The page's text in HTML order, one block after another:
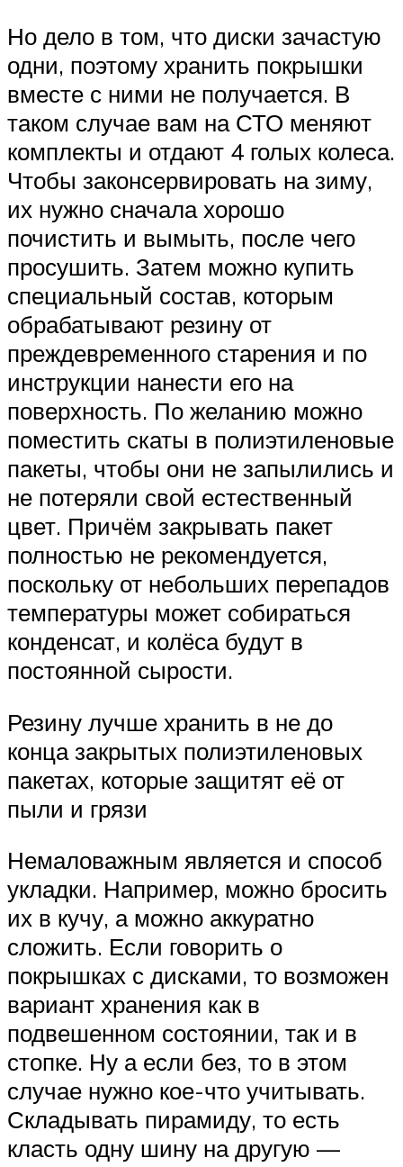
Но дело в том, что диски зачастую
одни, поэтому хранить покрышки
вместе с ними не получается. В
таком случае вам на СТО меняют
комплекты и отдают 4 голых колеса.
Чтобы законсервировать на зиму,
их нужно сначала хорошо
почистить и вымыть, после чего
просушить. Затем можно купить
специальный состав, которым
обрабатывают резину от
преждевременного старения и по
инструкции нанести его на
поверхность. По желанию можно
поместить скаты в полиэтиленовые
пакеты, чтобы они не запылились и
не потеряли свой естественный
цвет. Причём закрывать пакет
полностью не рекомендуется,
поскольку от небольших перепадов
температуры может собираться
конденсат, и колёса будут в
постоянной сырости.
Резину лучше хранить в не до
конца закрытых полиэтиленовых
пакетах, которые защитят её от
пыли и грязи
Немаловажным является и способ
укладки. Например, можно бросить
их в кучу, а можно аккуратно
сложить. Если говорить о
покрышках с дисками, то возможен
вариант хранения как в
подвешенном состоянии, так и в
стопке. Ну а если без, то в этом
случае нужно кое-что учитывать.
Складывать пирамиду, то есть
класть одну шину на другую —